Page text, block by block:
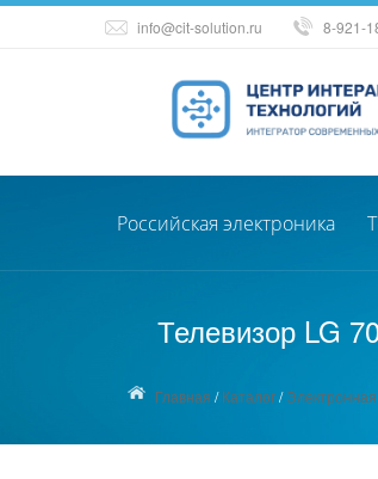
info@cit-solution.ru 8-921-
Российская электроника
Телевизор LG
Главная /Каталог/